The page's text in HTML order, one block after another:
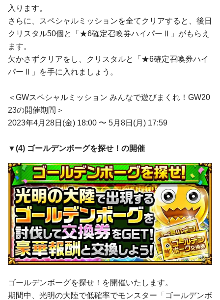
入ります。
さらに、スペシャルミッションを全てクリアすると、後日
クリスタル50個と「★6確定召喚券ハイパーⅡ」がもらえ
ます。
欠かさずクリアをし、クリスタルと「★6確定召喚券ハイ
パーⅡ」を手に入れましょう。
＜GWスペシャルミッション みんなで遊びまくれ！GW20
23の開催期間＞
2023年4月28日(金) 18:00 〜 5月8日(月) 17:59
▼(4) ゴールデンボーグを探せ！ の開催
ゴールデンボーグを探せ！を開催いたします。
期間中、光明の大陸で低確率でモンスター「ゴールデンボ